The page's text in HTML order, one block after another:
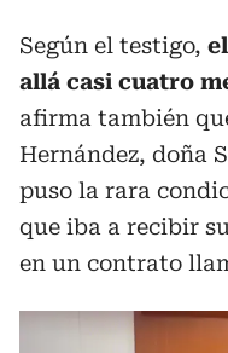
Según el testigo,
allá casi cuatro
afirma también
Hernández, doña
puso la rara
que iba a recibir
en un contrato